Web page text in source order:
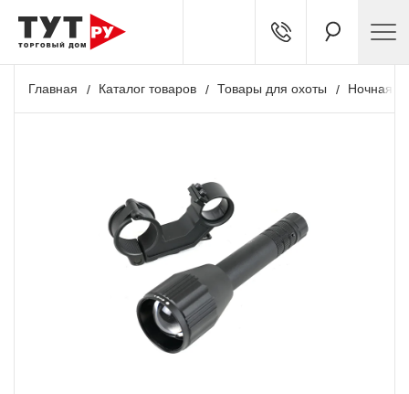
Главная Каталог товаров Товары для охоты Ночная